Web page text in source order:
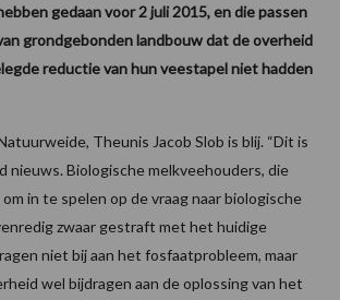
gedaan voor 2 juli 2015, en die passen
grondgebonden landbouw dat de overheid
reductie van hun veestapel niet hadden
Theunis Jacob Slob is blij. “Dit is
nieuws. Biologische melkveehouders, die
in te spelen op de vraag naar biologische
zwaar gestraft met het huidige
niet bij aan het fosfaatprobleem, maar
wel bijdragen aan de oplossing van het